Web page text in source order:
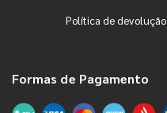
Política de devolução
Formas de Pagamento